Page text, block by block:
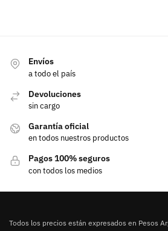
Envíos
a todo el país
Devoluciones
sin cargo
Garantía oficial
en todos nuestros productos
Pagos 100% seguros
con todos los medios
Todos los precios están expresados en Pesos